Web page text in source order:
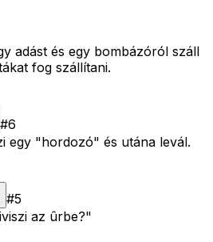
adást és egy bombázóról száll
fog szállítani.
#6
egy "hordozó" és utána levál.
#5
az ûrbe?"